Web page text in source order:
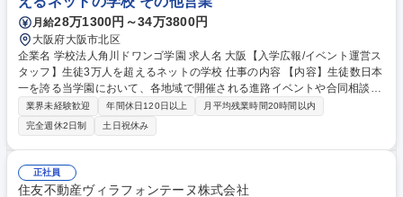
月給28万1300円～34万3800円
大阪府大阪市北区
企業名 学校法人角川ドワンゴ学園 求人名 大阪【入学広報/イベント運営ス
タッフ】生徒3万人を超えるネットの学校 仕事の内容 【内容】生徒数日本
一を誇る当学園において、各地域で開催される進路イベントや合同相談会
イベントの運営など、これから入学を検討されている方を対象にイベント
設計や運営等の業務をご担当いただきます。 【詳細】各地域で開催される
進路イベントや合同相談会イベントの運営 ・現地スタッフのディレクショ
ン ・接客・面談マニュアルの設計、研修 ・空間の演出・デザイン 募集職
種 大阪【入学広報/イベント運営スタッフ】生徒3万人を超えるネットの学
校
業界未経験歓迎 年間休日120日以上
月平均残業時間20時間以内
完全週休2日制
土日祝休み
正社員
住友不動産ヴィラフォンテーヌ株式会社